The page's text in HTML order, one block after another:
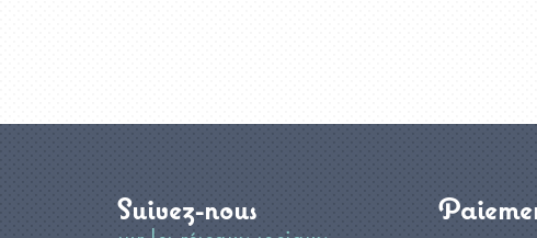
Suivez-nous